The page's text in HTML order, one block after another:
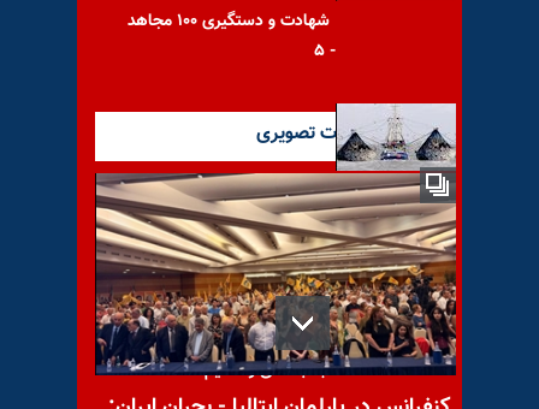
شهادت و دستگیری ۱۰۰ مجاهد
- ۵
«دریا را هم فروختند» و «کف
دریاها را هم جارو کردند»!
اعتراف تکان دهندهٴ عراقچی:
«بمب اتمی را دادیم!»
آخرین گزارشات تصویری